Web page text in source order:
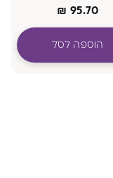
₪ 95.70
הוספה לסל